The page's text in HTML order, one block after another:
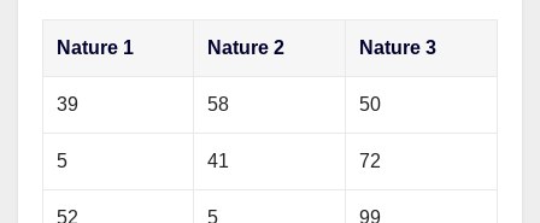
Nature 1 Nature 2 Nature 3
39 58 50
5 41 72
52 5 99